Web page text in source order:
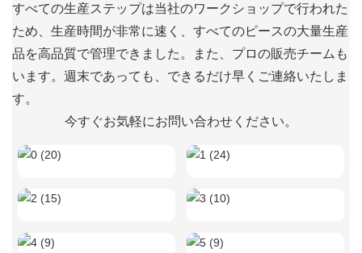
すべての生産ステップは当社のワークショップで行われた
ため、生産時間が非常に速く、すべてのピースの大量生産
品を高品質で管理できました。また、プロの販売チームも
います。週末であっても、できるだけ早くご連絡いたしま
す。
今すぐお気軽にお問い合わせください。